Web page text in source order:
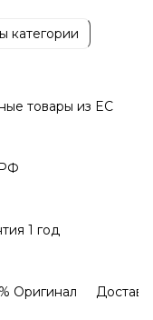
категории
товары из EC
1 год
Оригинал